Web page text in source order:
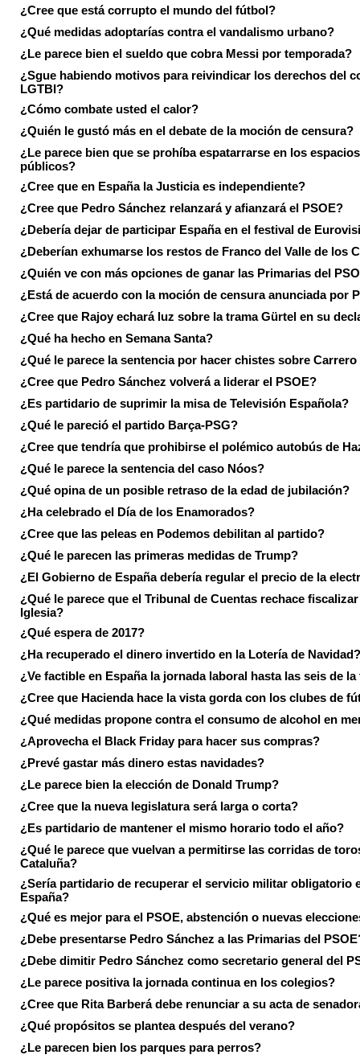
¿Cree que está corrupto el mundo del fútbol?
¿Qué medidas adoptarías contra el vandalismo urbano?
¿Le parece bien el sueldo que cobra Messi por temporada?
¿Sgue habiendo motivos para reivindicar los derechos del
LGTBI?
¿Cómo combate usted el calor?
¿Quién le gustó más en el debate de la moción de censura?
¿Le parece bien que se prohíba espatarrarse en los espacios
públicos?
¿Cree que en España la Justicia es independiente?
¿Cree que Pedro Sánchez relanzará y afianzará el PSOE?
¿Debería dejar de participar España en el festival de
¿Deberían exhumarse los restos de Franco del Valle de los
¿Quién ve con más opciones de ganar las Primarias del
¿Está de acuerdo con la moción de censura anunciada por
¿Cree que Rajoy echará luz sobre la trama Gürtel en su
¿Qué ha hecho en Semana Santa?
¿Qué le parece la sentencia por hacer chistes sobre
¿Cree que Pedro Sánchez volverá a liderar el PSOE?
¿Es partidario de suprimir la misa de Televisión Española?
¿Qué le pareció el partido Barça-PSG?
¿Cree que tendría que prohibirse el polémico autobús de
¿Qué le parece la sentencia del caso Nóos?
¿Qué opina de un posible retraso de la edad de jubilación?
¿Ha celebrado el Día de los Enamorados?
¿Cree que las peleas en Podemos debilitan al partido?
¿Qué le parecen las primeras medidas de Trump?
¿El Gobierno de España debería regular el precio de la
¿Qué le parece que el Tribunal de Cuentas rechace fiscalizar
Iglesia?
¿Qué espera de 2017?
¿Ha recuperado el dinero invertido en la Lotería de Navidad?
¿Ve factible en España la jornada laboral hasta las seis de la
¿Cree que Hacienda hace la vista gorda con los clubes de
¿Qué medidas propone contra el consumo de alcohol en
¿Aprovecha el Black Friday para hacer sus compras?
¿Prevé gastar más dinero estas navidades?
¿Le parece bien la elección de Donald Trump?
¿Cree que la nueva legislatura será larga o corta?
¿Es partidario de mantener el mismo horario todo el año?
¿Qué le parece que vuelvan a permitirse las corridas de
Cataluña?
¿Sería partidario de recuperar el servicio militar obligatorio
España?
¿Qué es mejor para el PSOE, abstención o nuevas
¿Debe presentarse Pedro Sánchez a las Primarias del
¿Debe dimitir Pedro Sánchez como secretario general del
¿Le parece positiva la jornada continua en los colegios?
¿Cree que Rita Barberá debe renunciar a su acta de
¿Qué propósitos se plantea después del verano?
¿Le parecen bien los parques para perros?